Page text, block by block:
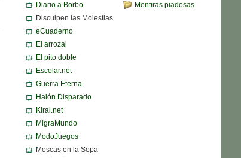
Diario a Borbo
Disculpen las Molestias
eCuaderno
El arrozal
El pito doble
Escolar.net
Guerra Eterna
Halón Disparado
Kirai.net
MigraMundo
ModoJuegos
Moscas en la Sopa
Mentiras piadosas